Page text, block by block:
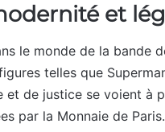
et
le monde de la bande
telles que
et de justice se voient à
par la Monnaie de Paris.